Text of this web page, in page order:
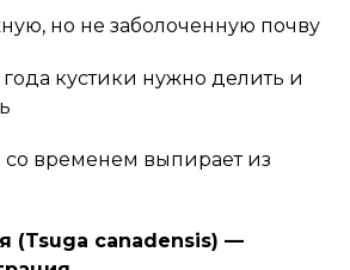
но не заболоченную почву
кустики нужно делить и
временем выпирает из
(Tsuga canadensis) —